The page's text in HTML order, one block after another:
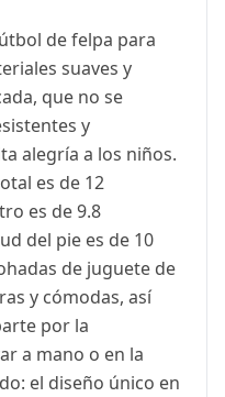
de felpa para
suaves y
que no se
y
alegría a los niños.
es de 12
es de 9.8
del pie es de 10
de juguete de
y cómodas, así
por la
a mano o en la
el diseño único en